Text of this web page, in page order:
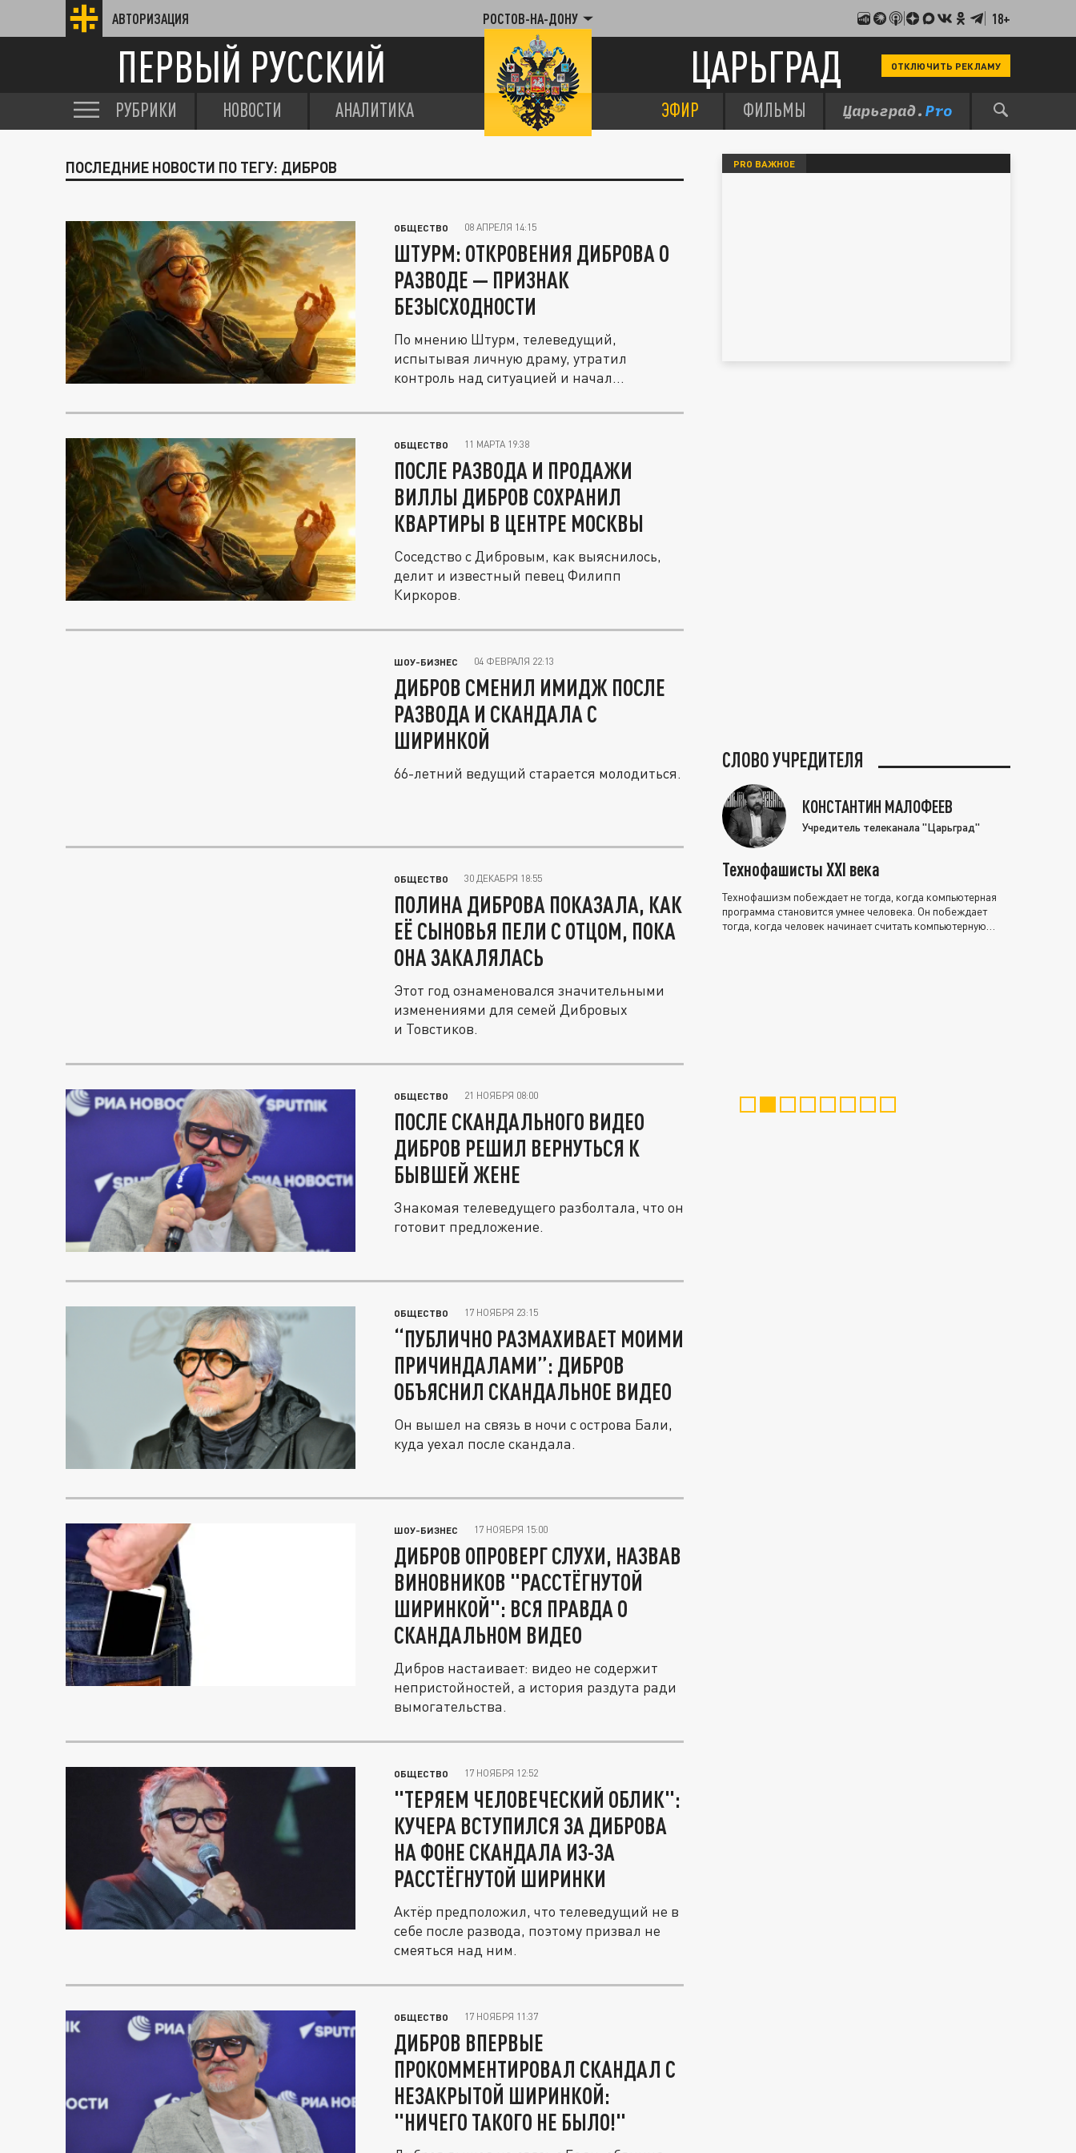
АВТОРИЗАЦИЯ РОСТОВ-НА-ДОНУ 18+
ПЕРВЫЙ РУССКИЙ ЦАРЬГРАД ОТКЛЮЧИТЬ РЕКЛАМУ
РУБРИКИ НОВОСТИ АНАЛИТИКА ЭФИР ФИЛЬМЫ
ПОСЛЕДНИЕ НОВОСТИ ПО ТЕГУ: ДИБРОВ
ОБЩЕСТВО 08 АПРЕЛЯ 14:15
ШТУРМ: ОТКРОВЕНИЯ ДИБРОВА О
РАЗВОДЕ — ПРИЗНАК
БЕЗЫСХОДНОСТИ
По мнению Штурм, телеведущий,
испытывая личную драму, утратил
контроль над ситуацией и начал
ОБЩЕСТВО 11 МАРТА 19:38
ПОСЛЕ РАЗВОДА И ПРОДАЖИ
ВИЛЛЫ ДИБРОВ СОХРАНИЛ
КВАРТИРЫ В ЦЕНТРЕ МОСКВЫ
Соседство с Дибровым, как выяснилось,
делит и известный певец Филипп
Киркоров.
ШОУ-БИЗНЕС 04 ФЕВРАЛЯ 22:13
ДИБРОВ СМЕНИЛ ИМИДЖ ПОСЛЕ
РАЗВОДА И СКАНДАЛА С
ШИРИНКОЙ
66-летний ведущий старается молодиться.
ОБЩЕСТВО 30 ДЕКАБРЯ 18:55
ПОЛИНА ДИБРОВА ПОКАЗАЛА, КАК
ЕЁ СЫНОВЬЯ ПЕЛИ С ОТЦОМ, ПОКА
ОНА ЗАКАЛЯЛАСЬ
Этот год ознаменовался значительными
изменениями для семей Дибровых
и Товстиков.
ОБЩЕСТВО 21 НОЯБРЯ 08:00
ПОСЛЕ СКАНДАЛЬНОГО ВИДЕО
ДИБРОВ РЕШИЛ ВЕРНУТЬСЯ К
БЫВШЕЙ ЖЕНЕ
Знакомая телеведущего разболтала, что он
готовит предложение.
ОБЩЕСТВО 17 НОЯБРЯ 23:15
“ПУБЛИЧНО РАЗМАХИВАЕТ МОИМИ
ПРИЧИНДАЛАМИ”: ДИБРОВ
ОБЪЯСНИЛ СКАНДАЛЬНОЕ ВИДЕО
Он вышел на связь в ночи с острова Бали,
куда уехал после скандала.
ШОУ-БИЗНЕС 17 НОЯБРЯ 15:00
ДИБРОВ ОПРОВЕРГ СЛУХИ, НАЗВАВ
ВИНОВНИКОВ "РАССТЁГНУТОЙ
ШИРИНКОЙ": ВСЯ ПРАВДА О
СКАНДАЛЬНОМ ВИДЕО
Дибров настаивает: видео не содержит
непристойностей, а история раздута ради
вымогательства.
ОБЩЕСТВО 17 НОЯБРЯ 12:52
"ТЕРЯЕМ ЧЕЛОВЕЧЕСКИЙ ОБЛИК":
КУЧЕРА ВСТУПИЛСЯ ЗА ДИБРОВА
НА ФОНЕ СКАНДАЛА ИЗ-ЗА
РАССТЁГНУТОЙ ШИРИНКИ
Актёр предположил, что телеведущий не в
себе после развода, поэтому призвал не
смеяться над ним.
ОБЩЕСТВО 17 НОЯБРЯ 11:37
ДИБРОВ ВПЕРВЫЕ
ПРОКОММЕНТИРОВАЛ СКАНДАЛ С
НЕЗАКРЫТОЙ ШИРИНКОЙ:
"НИЧЕГО ТАКОГО НЕ БЫЛО!"
PRO ВАЖНОЕ
СЛОВО УЧРЕДИТЕЛЯ
КОНСТАНТИН МАЛОФЕЕВ
Учредитель телеканала "Царьград"
Технофашисты XXI века
Технофашизм побеждает не тогда, когда компьютерная
программа становится умнее человека. Он побеждает
тогда, когда человек начинает считать компьютерную